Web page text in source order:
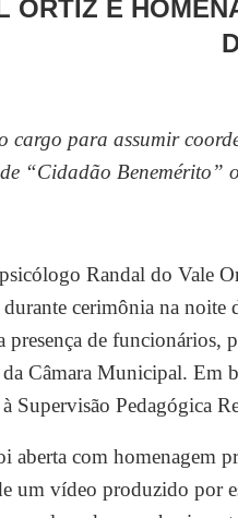
ORTIZ É
cargo para assumir
“Cidadão
Randal do Vale
cerimônia na noite
presença de funcionários,
da Câmara Municipal. Em
Supervisão Pedagógica
aberta com homenagem
um vídeo produzido por